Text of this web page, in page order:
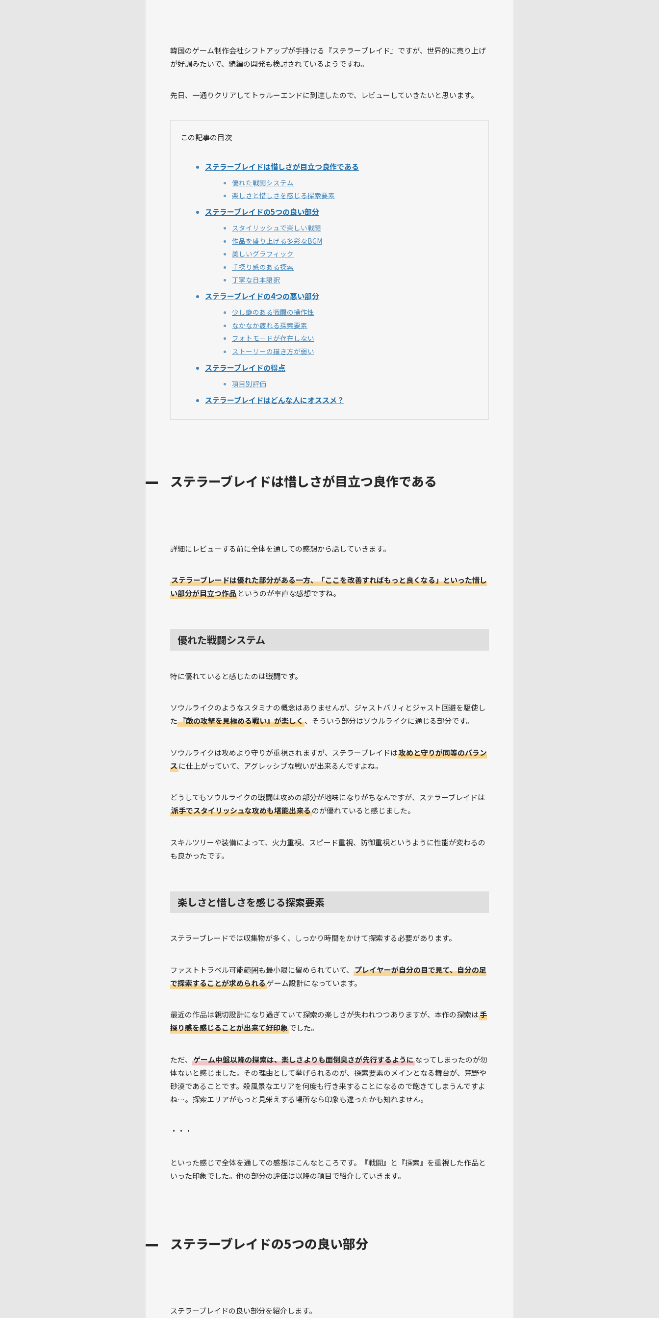
韓国のゲーム制作会社シフトアップが手掛ける『ステラーブレイド』ですが、世界的に売り上げ
が好調みたいで、続編の開発も検討されているようですね。
先日、一通りクリアしてトゥルーエンドに到達したので、レビューしていきたいと思います。
この記事の目次
ステラーブレイドは惜しさが目立つ良作である
優れた戦闘システム
楽しさと惜しさを感じる探索要素
ステラーブレイドの5つの良い部分
スタイリッシュで楽しい戦闘
作品を盛り上げる多彩なBGM
美しいグラフィック
手探り感のある探索
丁寧な日本語訳
ステラーブレイドの4つの悪い部分
少し癖のある戦闘の操作性
なかなか疲れる探索要素
フォトモードが存在しない
ストーリーの描き方が弱い
ステラーブレイドの得点
項目別評価
ステラーブレイドはどんな人にオススメ？
ステラーブレイドは惜しさが目立つ良作である
詳細にレビューする前に全体を通しての感想から話していきます。
ステラーブレードは優れた部分がある一方、「ここを改善すればもっと良くなる」といった惜し
い部分が目立つ作品 というのが率直な感想ですね。
優れた戦闘システム
特に優れていると感じたのは戦闘です。
ソウルライクのようなスタミナの概念はありませんが、ジャストパリィとジャスト回避を駆使し
た『敵の攻撃を見極める戦い』が楽しく、そういう部分はソウルライクに通じる部分です。
ソウルライクは攻めより守りが重視されますが、ステラーブレイドは攻めと守りが同等のバラン
スに仕上がっていて、アグレッシブな戦いが出来るんですよね。
どうしてもソウルライクの戦闘は攻めの部分が地味になりがちなんですが、ステラーブレイドは
派手でスタイリッシュな攻めも堪能出来るのが優れていると感じました。
スキルツリーや装備によって、火力重視、スピード重視、防御重視というように性能が変わるの
も良かったです。
楽しさと惜しさを感じる探索要素
ステラーブレードでは収集物が多く、しっかり時間をかけて探索する必要があります。
ファストトラベル可能範囲も最小限に留められていて、 プレイヤーが自分の目で見て、自分の足
で探索することが求められるゲーム設計になっています。
最近の作品は親切設計になり過ぎていて探索の楽しさが失われつつありますが、本作の探索は手
探り感を感じることが出来て好印象でした。
ただ、 ゲーム中盤以降の探索は、楽しさよりも面倒臭さが先行するようになってしまったのが勿
体ないと感じました。その理由として挙げられるのが、探索要素のメインとなる舞台が、荒野や
砂漠であることです。殺風景なエリアを何度も行き来することになるので飽きてしまうんですよ
ね…。探索エリアがもっと見栄えする場所なら印象も違ったかも知れません。
・・・
といった感じで全体を通しての感想はこんなところです。『戦闘』と『探索』を重視した作品と
いった印象でした。他の部分の評価は以降の項目で紹介していきます。
ステラーブレイドの5つの良い部分
ステラーブレイドの良い部分を紹介します。